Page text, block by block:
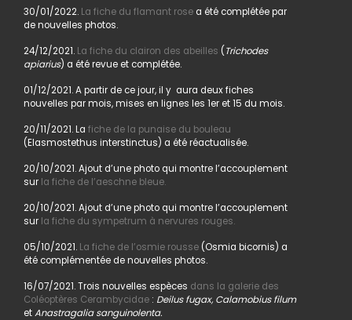
30/01/2022. La fiche du flamant rosea été complétée par
de nouvelles photos.
24/12/2021. La fiche du clairon des abeilles (Trichodes
apiarius) a été revue et complétée.
01/12/2021. A partir de ce jour, il y aura deux fiches
nouvelles par mois, mises en lignes les 1er et 15 du mois.
20/11/2021. La fiche de la punaise du bouleau
(Elasmostethus interstinctus) a été réactualisée.
20/10/2021. Ajout d’une photo qui montre l’accouplement
sur la fiche de l’aeschne bleue.
20/10/2021. Ajout d’une photo qui montre l’accouplement
sur la fiche du sympetrum à nervures rouges.
05/10/2021. La fiche de l’osmie rousse(Osmia bicornis) a
été complémentée de nouvelles photos.
16/07/2021. Trois nouvelles espèces dans la galerie des
Coléoptères Cerambycidae: Deilus fugax, Calamobius filum
etAnastragalia sanguinolenta.